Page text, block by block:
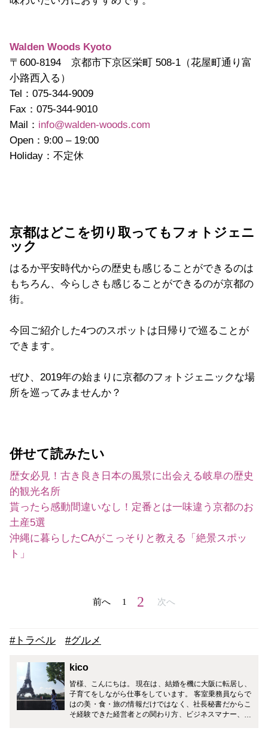
Walden Woods Kyoto
〒600-8194 京都市下京区栄町 508-1 （花屋町通り富
小路西入る）
Tel：075-344-9009
Fax：075-344-9010
Mail： info@walden-woods.com
Open：9:00 – 19:00
Holiday：不定休
京都はどこを切り取ってもフォトジェニ
ック
はるか平安時代からの歴史も感じることができるのは
もちろん、今らしさも感じることができるのが京都の
街。
今回ご紹介した4つのスポットは日帰りで巡ることが
できます。
ぜひ、2019年の始まりに京都のフォトジェニックな場
所を巡ってみませんか？
併せて読みたい
歴女必見！古き良き日本の風景に出会える岐阜の歴史
的観光名所
貰ったら感動間違いなし！定番とは一味違う京都のお
土産5選
沖縄に暮らしたCAがこっそりと教える「絶景スポッ
ト」
前へ 1 2 次へ
#トラベル #グルメ
kico
皆様、こんにちは。 現在は、結婚を機に大阪に転居し、
子育てをしながら仕事をしています。 客室乗務員ならで
はの美・食・旅の情報だけではなく、社長秘書だからこ
そ経験できた経営者との関わり方、ビジネスマナー、ギ